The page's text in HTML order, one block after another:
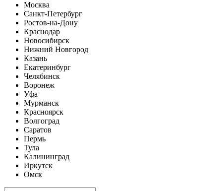
Москва
Санкт-Петербург
Ростов-на-Дону
Краснодар
Новосибирск
Нижний Новгород
Казань
Екатеринбург
Челябинск
Воронеж
Уфа
Мурманск
Красноярск
Волгоград
Саратов
Пермь
Тула
Калининград
Иркутск
Омск